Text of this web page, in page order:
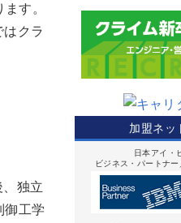
す。
はクラ
独立
御工学
加盟ネッ
日本アイ・
ビジネス・パートナ